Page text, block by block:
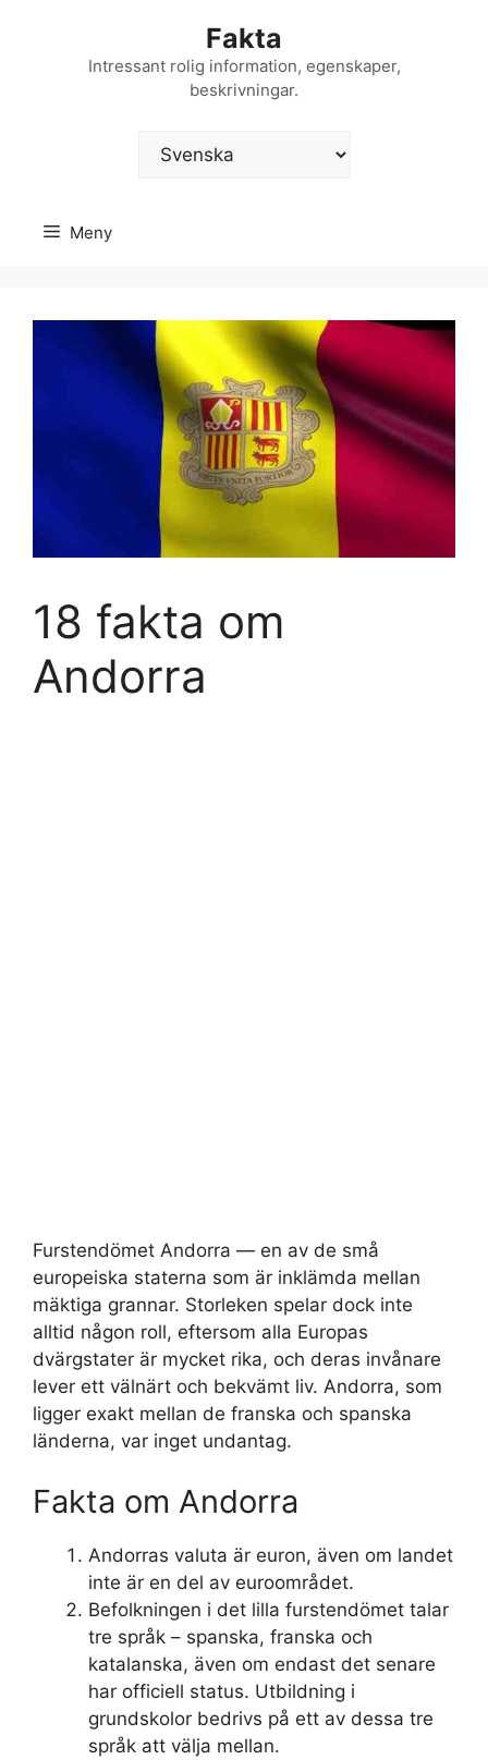
Fakta
Intressant rolig information, egenskaper,
beskrivningar.
Välj
Meny
18 fakta om
Andorra
Furstendömet Andorra — en av de små
europeiska staterna som är inklämda mellan
mäktiga grannar. Storleken spelar dock inte
alltid någon roll, eftersom alla Europas
dvärgstater är mycket rika, och deras invånare
lever ett välnärt och bekvämt liv. Andorra, som
ligger exakt mellan de franska och spanska
länderna, var inget undantag.
Fakta om Andorra
Andorras valuta är euron, även om landet
inte är en del av euroområdet.
Befolkningen i det lilla furstendömet talar
tre språk – spanska, franska och
katalanska, även om endast det senare
har officiell status. Utbildning i
grundskolor bedrivs på ett av dessa tre
språk att välja mellan.